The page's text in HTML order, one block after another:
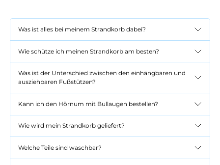
Was ist alles bei meinem Strandkorb dabei?
Wie schütze ich meinen Strandkorb am besten?
Was ist der Unterschied zwischen den einhängbaren und
ausziehbaren Fußstützen?
Kann ich den Hörnum mit Bullaugen bestellen?
Wie wird mein Strandkorb geliefert?
Welche Teile sind waschbar?